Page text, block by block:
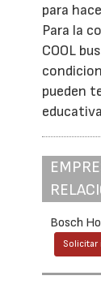
para
Para la
COOL
pueden
Bosch
Solicitar